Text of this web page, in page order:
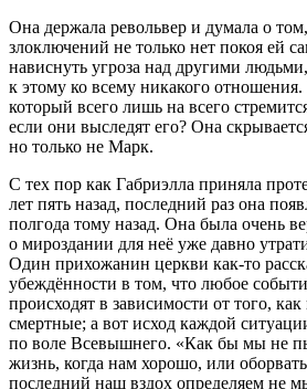
Она держала револьвер и думала о том,
злоключений не только нет покоя ей
нависнуть угроза над другими
к этому ко всему никакого
который всего лишь на всего
если они выследят его? Она
но только не Марк.
С тех пор как Габриэлла приняла
лет пять назад, последний раз она
полгода тому назад. Она была очень
о мироздании для неё уже давно
Один прихожанин церкви как-то
убеждённости в том, что любое
происходят в зависимости от того,
смертные; а вот исход каждой
по воле Всевышнего. «Как бы мы не
жизнь, когда нам хорошо, или
последний наш вздох определяем не